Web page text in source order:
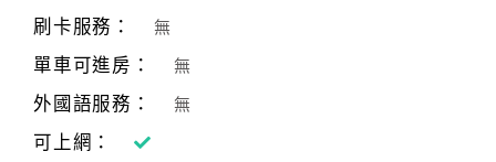
刷卡服務： 無
單車可進房： 無
外國語服務： 無
可上網：